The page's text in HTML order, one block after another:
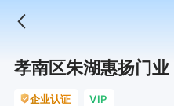
孝南区朱湖惠扬门业
企业认证 VIP